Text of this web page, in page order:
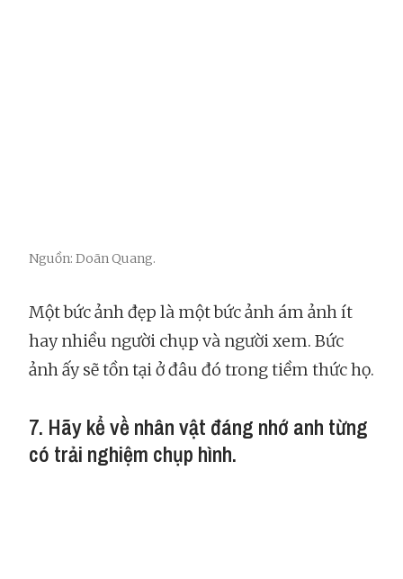
Nguồn: Doãn Quang.
Một bức ảnh đẹp là một bức ảnh ám ảnh ít
hay nhiều người chụp và người xem. Bức
ảnh ấy sẽ tồn tại ở đâu đó trong tiềm thức họ.
7. Hãy kể về nhân vật đáng nhớ anh từng
có trải nghiệm chụp hình.